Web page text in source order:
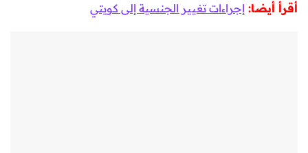
أقرأ أيضا: إجراءات تغيير الجنسية إلى كويتي